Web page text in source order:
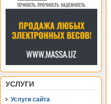
УСЛУГИ
Услуги сайта